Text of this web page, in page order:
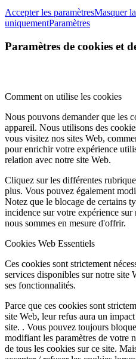
Accepter les paramètresMasquer
uniquementParamètres
Paramètres de cookies et
Comment on utilise les cookies
Nous pouvons demander que les
appareil. Nous utilisons des
vous visitez nos sites Web,
pour enrichir votre expérience
relation avec notre site Web.
Cliquez sur les différentes
plus. Vous pouvez également
Notez que le blocage de certains
incidence sur votre expérience sur
nous sommes en mesure d'offrir.
Cookies Web Essentiels
Ces cookies sont strictement
services disponibles sur notre site
ses fonctionnalités.
Parce que ces cookies sont
site Web, leur refus aura un
site. . Vous pouvez toujours
modifiant les paramètres de votre
de tous les cookies sur ce site.